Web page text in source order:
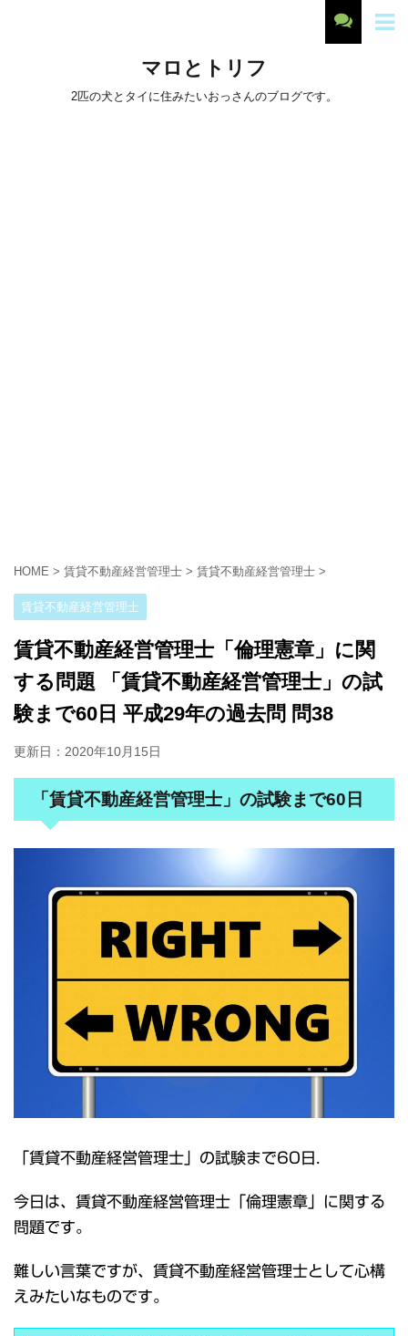
マロとトリフ
2匹の犬とタイに住みたいおっさんのブログです。
HOME > 賃貸不動産経営管理士 > 賃貸不動産経営管理士 >
賃貸不動産経営管理士
賃貸不動産経営管理士「倫理憲章」に関
する問題 「賃貸不動産経営管理士」の試
験まで60日 平成29年の過去問 問38
更新日： 2020年10月15日
「賃貸不動産経営管理士」の試験まで60日
「賃貸不動産経営管理士」の試験まで60日.
今日は、賃貸不動産経営管理士「倫理憲章」に関する
問題です。
難しい言葉ですが、賃貸不動産経営管理士として心構
えみたいなものです。